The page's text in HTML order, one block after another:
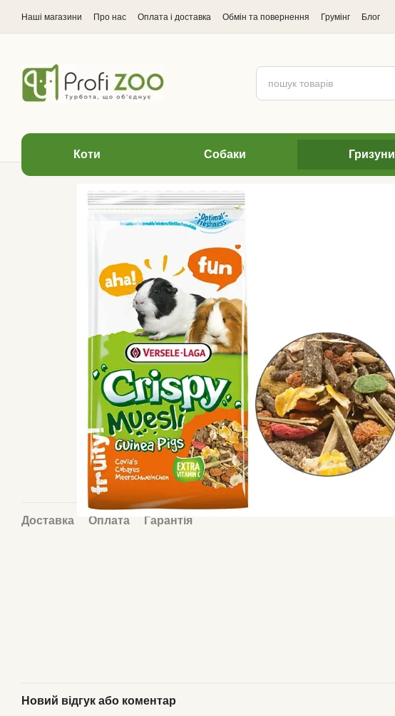
Наші магазини Про нас Оплата і доставка Обмін та повернення Грумінг
Блог
Коти Cобаки Гризуни
Доставка Оплата Гарантія
Новий відгук або коментар